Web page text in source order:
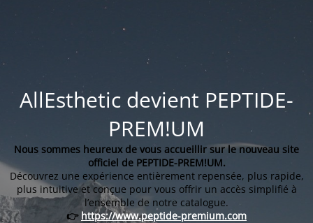
AllEsthetic devient PEPTIDE-
PREM!UM
Nous sommes heureux de vous accueillir sur le nouveau site
officiel de PEPTIDE-PREM!UM.
Découvrez une expérience entièrement repensée, plus rapide,
plus intuitive et conçue pour vous offrir un accès simplifié à
l’ensemble de notre catalogue.
👉 https://www.peptide-premium.com